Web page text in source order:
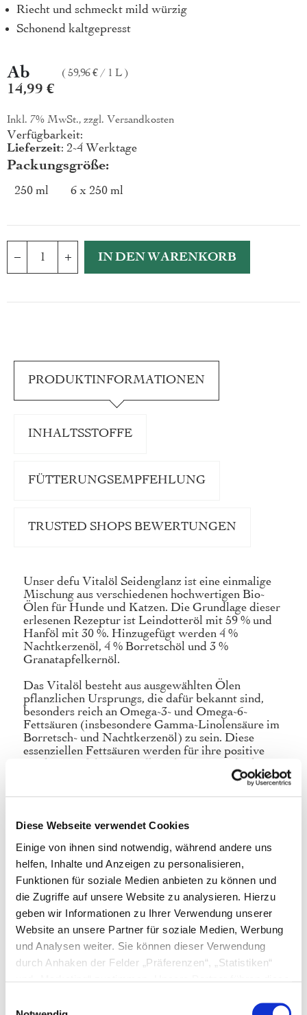
Diese Webseite verwendet Cookies
Einige von ihnen sind notwendig, während andere uns
helfen, Inhalte und Anzeigen zu personalisieren,
Funktionen für soziale Medien anbieten zu können und
die Zugriffe auf unsere Website zu analysieren. Hierzu
geben wir Informationen zu Ihrer Verwendung unserer
Website an unsere Partner für soziale Medien, Werbung
und Analysen weiter. Sie können dieser Verwendung
durch Anhaken der Felder „Präferenzen“, „Statistiken“
zusammen, die Sie ihnen bereitgestellt haben oder die
Riecht und schmeckt mild würzig
Schonend kaltgepresst
Ab
14,99 €
59,96 € / 1 L
Inkl. 7% MwSt., zzgl. Versandkosten
Verfügbarkeit:
Lieferzeit: 2-4 Werktage
Packungsgröße
250 ml 6 x 250 ml
IN DEN WARENKORB
PRODUKTINFORMATIONEN
INHALTSSTOFFE
FÜTTERUNGSEMPFEHLUNG
TRUSTED SHOPS BEWERTUNGEN
Unser defu Vitalöl Seidenglanz ist eine einmalige
Mischung aus verschiedenen hochwertigen Bio-
Ölen für Hunde und Katzen. Die Grundlage dieser
erlesenen Rezeptur ist Leindotteröl mit 59 % und
Hanföl mit 30 %. Hinzugefügt werden 4 %
Nachtkerzenöl, 4 % Borretschöl und 3 %
Granatapfelkernöl.
Das Vitalöl besteht aus ausgewählten Ölen
pflanzlichen Ursprungs, die dafür bekannt sind,
besonders reich an Omega-3- und Omega-6-
Fettsäuren (insbesondere Gamma-Linolensäure im
Borretsch- und Nachtkerzenöl) zu sein. Diese
essenziellen Fettsäuren werden für ihre positive
glänzendes Fell sowie das Immunsystem geschätzt.
Das Produkt eignet sich sowohl zur täglichen
Nahrungsergänzung und auch als Kur z. B. beim
Fellwechsel. Es kann über das Trocken- oder
Nassfutter gegeben werden oder zu individuell
zusammengestellten Futterrationen oder BARF-
Mahlzeiten gemischt werden. Manche Tiere mögen
es auch einfach pur. Unser Vitalöl Seidenglanz ist
für Hunde und auch Katzen aller Altersklassen
geeignet und ein natürliches
Nahrungsergänzungsmittel.
einzelnen Öle werden mühlenfrisch schonend